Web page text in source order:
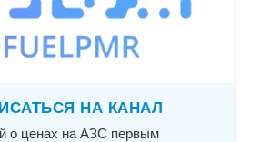
НА КАНАЛ
о ценах на АЗС первым